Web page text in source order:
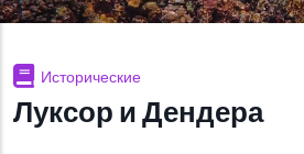
Исторические
Луксор и Дендера